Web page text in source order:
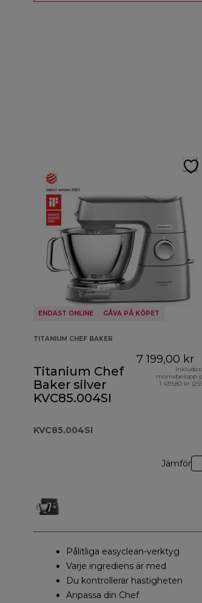
ENDAST ONLINE GÅVA PÅ KÖPET
TITANIUM CHEF BAKER
Titanium Chef
Baker silver
KVC85.004SI
KVC85.004SI
7 199,00 kr
momsbelopp
1 439,80 kr
Jämför
Pålitliga easyclean-verktyg
Varje ingrediens är med
Du kontrollerar hastigheten
Anpassa din Chef